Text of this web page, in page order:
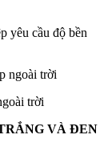
yêu cầu độ bền
trời
VÀ ĐEN